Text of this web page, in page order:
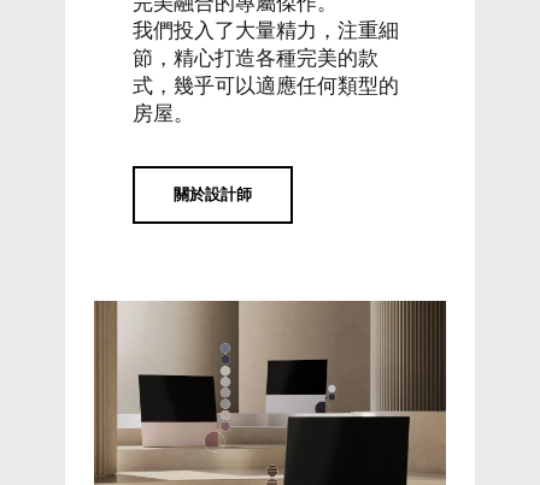
我們投入了大量精力，注重細
節，精心打造各種完美的款
式，幾乎可以適應任何類型的
房屋。
關於設計師